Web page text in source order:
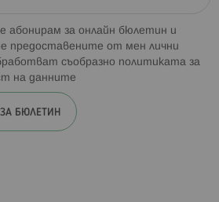
абонирам за онлайн бюлетин и
предоставените от мен лични
съобразно политиката за
на данните
БЮЛЕТИН